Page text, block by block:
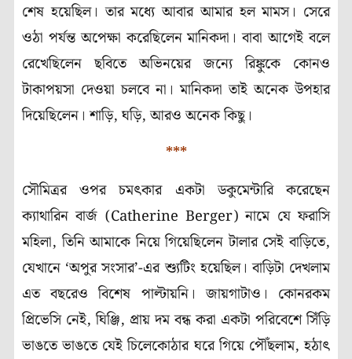
শেষ হয়েছিল। তার মধ্যে আবার আমার হল মামস। সেরে
ওঠা পর্যন্ত অপেক্ষা করেছিলেন মানিকদা। বাবা আগেই বলে
রেখেছিলেন ছবিতে অভিনয়ের জন্যে রিঙ্কুকে কোনও
টাকাপয়সা দেওয়া চলবে না। মানিকদা তাই অনেক উপহার
দিয়েছিলেন। শাড়ি,ঘড়ি,আরও অনেক কিছু।
***
সৌমিত্রর ওপর চমৎকার একটা ডকুমেন্টারি করেছেন
ক্যাথারিন বার্জ (Catherine Berger)নামে যে ফরাসি
মহিলা,তিনি আমাকে নিয়ে গিয়েছিলেন টালার সেই বাড়িতে,
যেখানে ‘অপুর সংসার’-এর শ্যুটিং হয়েছিল। বাড়িটা দেখলাম
এত বছরেও বিশেষ পাল্টায়নি। জায়গাটাও। কোনরকম
প্রিভেসি নেই, ঘিঞ্জি, প্রায় দম বন্ধ করা একটা পরিবেশে সিঁড়ি
ভাঙতে ভাঙতে যেই চিলেকোঠার ঘরে গিয়ে পৌঁছলাম,হঠাৎ